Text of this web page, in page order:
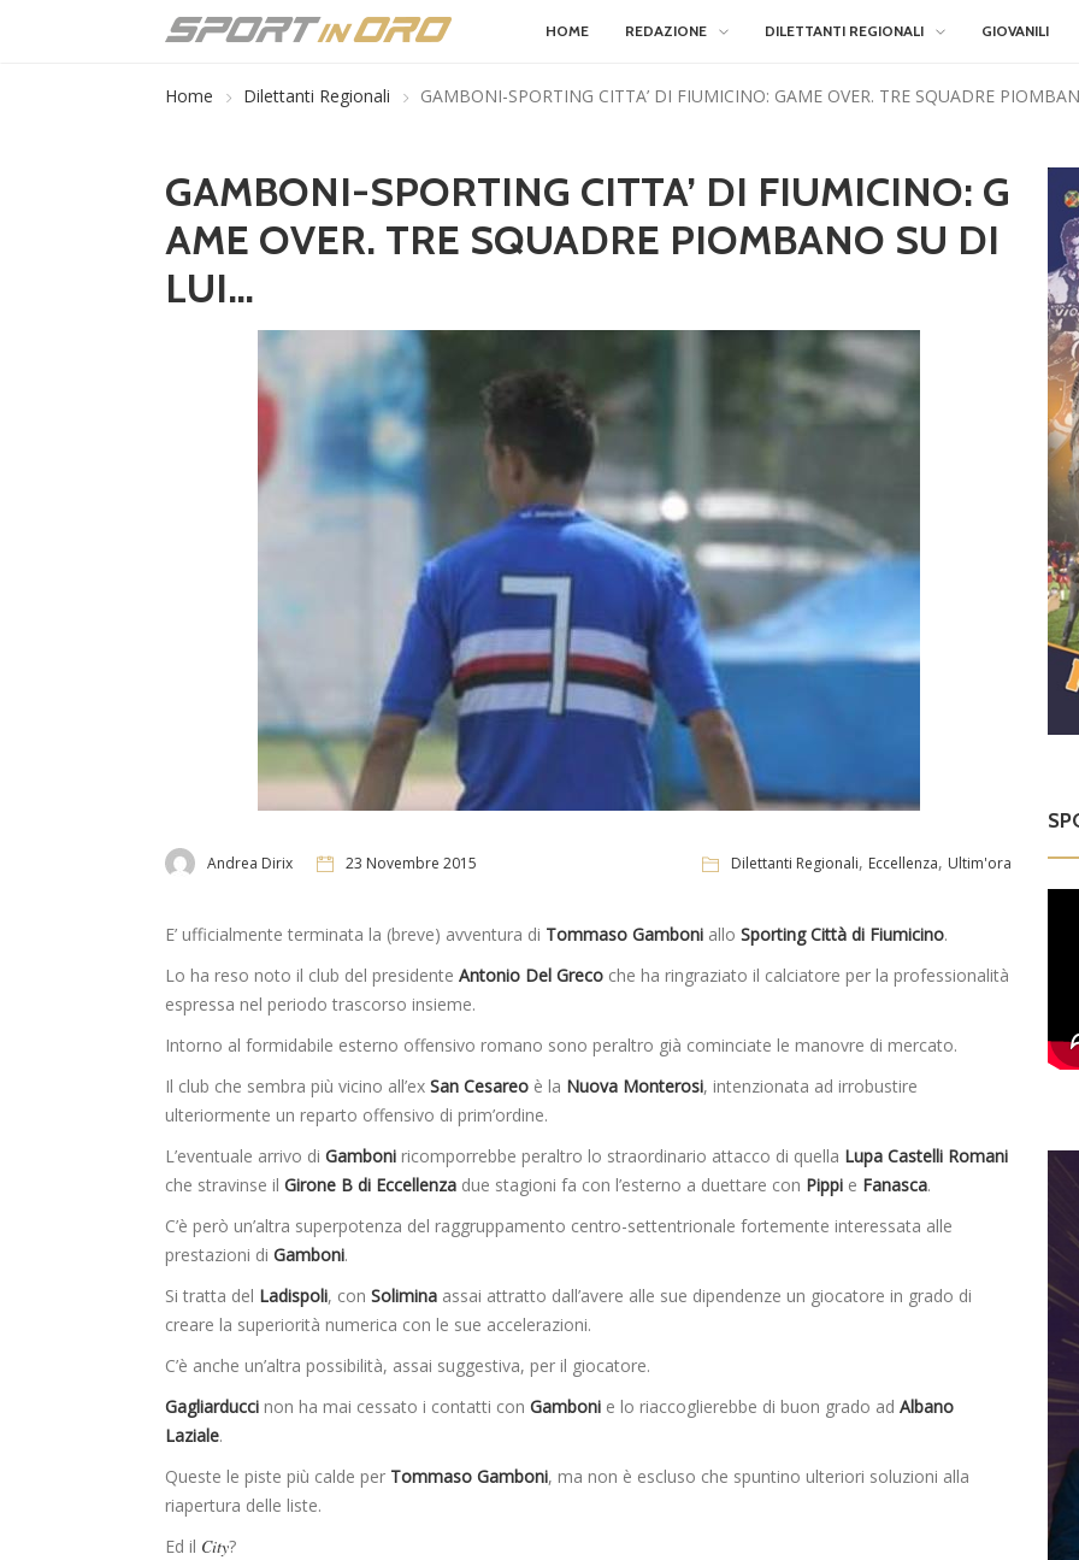
HOME REDAZIONE DILETTANTI REGIONALI GIOVANILI
Home Dilettanti Regionali GAMBONI-SPORTING CITTA’ DI FIUMICINO: GAME OVER. TRE SQUADRE
GAMBONI-SPORTING CITTA’ DI FIUMICINO: G
AME OVER. TRE SQUADRE PIOMBANO SU DI
LUI…
Andrea Dirix 23 Novembre 2015 Dilettanti Regionali, Eccellenza, Ultim'ora
E’ ufficialmente terminata la (breve) avventura di Tommaso Gamboni allo Sporting Città di Fiumicino.
Lo ha reso noto il club del presidente Antonio Del Greco che ha ringraziato il calciatore per la professionalità
espressa nel periodo trascorso insieme.
Intorno al formidabile esterno offensivo romano sono peraltro già cominciate le manovre di mercato.
Il club che sembra più vicino all’ex San Cesareo è la Nuova Monterosi, intenzionata ad irrobustire
ulteriormente un reparto offensivo di prim’ordine.
L’eventuale arrivo di Gamboni ricomporrebbe peraltro lo straordinario attacco di quella Lupa Castelli Romani
che stravinse il Girone B di Eccellenza due stagioni fa con l’esterno a duettare con Pippi e Fanasca.
C’è però un’altra superpotenza del raggruppamento centro-settentrionale fortemente interessata alle
prestazioni di Gamboni.
Si tratta del Ladispoli, con Solimina assai attratto dall’avere alle sue dipendenze un giocatore in grado di
creare la superiorità numerica con le sue accelerazioni.
C’è anche un’altra possibilità, assai suggestiva, per il giocatore.
Gagliarducci non ha mai cessato i contatti con Gamboni e lo riaccoglierebbe di buon grado ad Albano
Laziale.
Queste le piste più calde per Tommaso Gamboni, ma non è escluso che spuntino ulteriori soluzioni alla
riapertura delle liste.
Ed il City?